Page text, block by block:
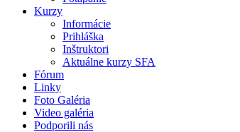
Kurzy
Informácie
Prihláška
Inštruktori
Aktuálne kurzy SFA
Fórum
Linky
Foto Galéria
Video galéria
Podporili nás